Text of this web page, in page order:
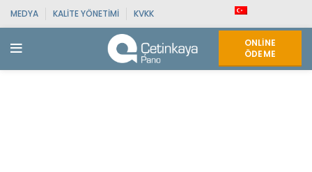
MEDYA KALITE YÖNETIMI KVKK
ONLINE
ÖDEME